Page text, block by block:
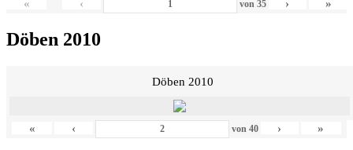
« ‹ von 35 › »
Döben 2010
Döben 2010
« ‹ von 40 › »